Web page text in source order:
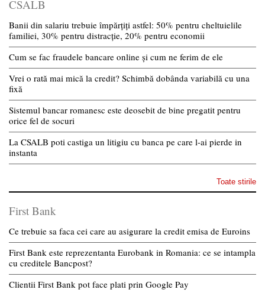
CSALB
Banii din salariu trebuie împărțiți astfel: 50% pentru cheltuielile
familiei, 30% pentru distracție, 20% pentru economii
Cum se fac fraudele bancare online și cum ne ferim de ele
Vrei o rată mai mică la credit? Schimbă dobânda variabilă cu una
fixă
Sistemul bancar romanesc este deosebit de bine pregatit pentru
orice fel de socuri
La CSALB poti castiga un litigiu cu banca pe care l-ai pierde in
instanta
Toate stirile
First Bank
Ce trebuie sa faca cei care au asigurare la credit emisa de Euroins
First Bank este reprezentanta Eurobank in Romania: ce se intampla
cu creditele Bancpost?
Clientii First Bank pot face plati prin Google Pay